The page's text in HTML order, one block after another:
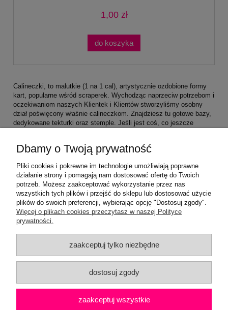
1,00 zł
do koszyka
Calineczki, to malutkie (1 na 1 cal), artystycznie ozdobione formy
kart, popularne wśród scraperek. Wychodząc naprzeciw potrzebom i
oczekiwaniom naszych Klientek i Klientów stworzyliśmy osobny
dział poświęcony właśnie calineczkom. Znajdziesz tu gotowe bazy,
dedykowane tekturki oraz stemple. Jeśli jest coś, co jeszcze
Pomoc
Moje konto
Płatności i dostawa
Informacje
Dbamy o Twoją prywatność
Pliki cookies i pokrewne im technologie umożliwiają poprawne
działanie strony i pomagają nam dostosować ofertę do Twoich
potrzeb. Możesz zaakceptować wykorzystanie przez nas
wszystkich tych plików i przejść do sklepu lub dostosować użycie
plików do swoich preferencji, wybierając opcję "Dostosuj zgody".
Więcej o plikach cookies przeczytasz w naszej Polityce
prywatności.
zaakceptuj tylko niezbędne
dostosuj zgody
zaakceptuj wszystkie